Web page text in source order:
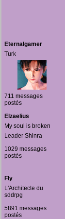
Eternalgamer
Turk
711 messages
postés
Elzaelius
My soul is broken
Leader Shinra
1029 messages
postés
Fly
L'Architecte du
sddrpg
5891 messages
postés